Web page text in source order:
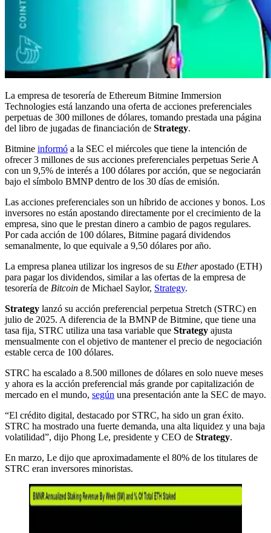
La empresa de tesorería de Ethereum Bitmine Immersion
Technologies está lanzando una oferta de acciones preferenciales
perpetuas de 300 millones de dólares, tomando prestada una página
del libro de jugadas de financiación de Strategy.
Bitmine informó a la SEC el miércoles que tiene la intención de
ofrecer 3 millones de sus acciones preferenciales perpetuas Serie A
con un 9,5% de interés a 100 dólares por acción, que se negociarán
bajo el símbolo BMNP dentro de los 30 días de emisión.
Las acciones preferenciales son un híbrido de acciones y bonos. Los
inversores no están apostando directamente por el crecimiento de la
empresa, sino que le prestan dinero a cambio de pagos regulares.
Por cada acción de 100 dólares, Bitmine pagará dividendos
semanalmente, lo que equivale a 9,50 dólares por año.
La empresa planea utilizar los ingresos de su Etherapostado (ETH)
para pagar los dividendos, similar a las ofertas de la empresa de
tesorería de Bitcoin de Michael Saylor, Strategy.
Strategy lanzó su acción preferencial perpetua Stretch (STRC) en
julio de 2025. A diferencia de la BMNP de Bitmine, que tiene una
tasa fija, STRC utiliza una tasa variable que Strategy ajusta
mensualmente con el objetivo de mantener el precio de negociación
estable cerca de 100 dólares.
STRC ha escalado a 8.500 millones de dólares en solo nueve meses
y ahora es la acción preferencial más grande por capitalización de
mercado en el mundo, según una presentación ante la SEC de mayo.
“El crédito digital, destacado por STRC, ha sido un gran éxito.
STRC ha mostrado una fuerte demanda, una alta liquidez y una baja
volatilidad”, dijo Phong Le, presidente y CEO de Strategy.
En marzo, Le dijo que aproximadamente el 80% de los titulares de
STRC eran inversores minoristas.